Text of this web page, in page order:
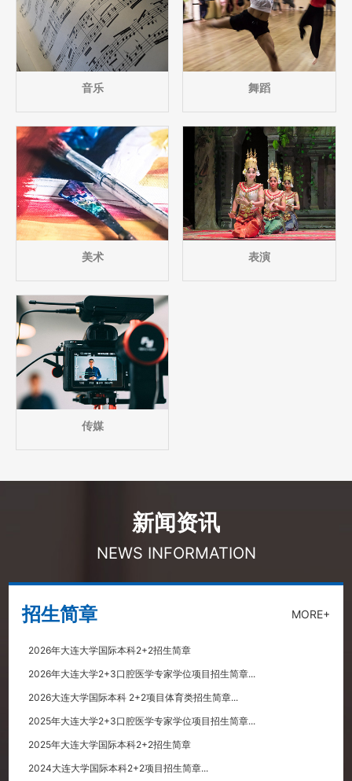
音乐 舞蹈
美术 表演
传媒
新闻资讯
NEWS INFORMATION
招生简章 MORE+
2026年大连大学国际本科2+2招生简章
2026年大连大学2+3口腔医学专家学位项目招生简章...
2026大连大学国际本科 2+2项目体育类招生简章...
2025年大连大学2+3口腔医学专家学位项目招生简章...
2025年大连大学国际本科2+2招生简章
2024大连大学国际本科2+2项目招生简章...